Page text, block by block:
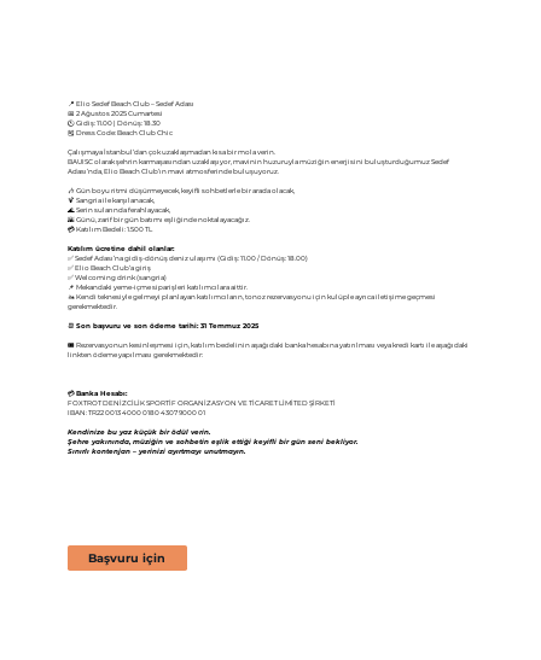
📍 Elio Sedef Beach Club – Sedef Adası
📅 2 Ağustos 2025 Cumartesi
🕚 Gidiş: 11.00 | Dönüş: 18.30
🎽 Dress Code: Beach Club Chic
Çalışmaya İstanbul’dan çok uzaklaşmadan kısa bir mola verin.
BAUISC olarak şehrin karmaşasından uzaklaşıyor, mavinin huzuruyla müziğin enerjisini buluşturduğumuz Sedef
Adası’nda, Elio Beach Club’ın mavi atmosferinde buluşuyoruz.
🎶 Gün boyu ritmi düşürmeyecek, keyifli sohbetlerle bir arada olacak,
🍹 Sangria ile karşılanacak,
🌊 Serin sularında ferahlayacak,
🌇 Günü, zarif bir gün batımı eşliğinde noktalayacağız.
💳 Katılım Bedeli: 1.500 TL
Katılım ücretine dahil olanlar:
✅ Sedef Adası’na gidiş-dönüş deniz ulaşımı (Gidiş: 11.00 / Dönüş: 18.00)
✅ Elio Beach Club’a giriş
✅ Welcoming drink (sangria)
📌 Mekandaki yeme-içme siparişleri katılımcılara aittir.
🚤 Kendi teknesiyle gelmeyi planlayan katılımcıların, tonoz rezervasyonu için kulüple ayrıca iletişime geçmesi
gerekmektedir.
📆 Son başvuru ve son ödeme tarihi: 31 Temmuz 2025
🎟️ Rezervasyonun kesinleşmesi için, katılım bedelinin aşağıdaki banka hesabına yatırılması veya kredi kartı ile aşağıdaki
linkten ödeme yapılması gerekmektedir:
💳Banka Hesabı:
FOXTROT DENİZCİLİK SPORTİF ORGANİZASYON VE TİCARET LİMİTED ŞİRKETİ
IBAN: TR22 0013 4000 0180 4307 9000 01
Kendinize bu yaz küçük bir ödül verin.
Şehre yakınında, müziğin ve sohbetin eşlik ettiği keyifli bir gün seni bekliyor.
Sınırlı kontenjan – yerinizi ayırtmayı unutmayın.
Başvuru için